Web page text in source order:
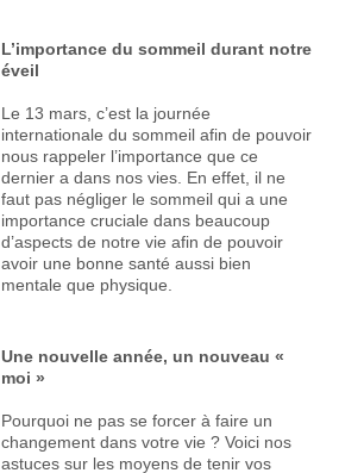
L’importance du sommeil durant notre
éveil
Le 13 mars, c’est la journée
internationale du sommeil afin de pouvoir
nous rappeler l’importance que ce
dernier a dans nos vies. En effet, il ne
faut pas négliger le sommeil qui a une
importance cruciale dans beaucoup
d’aspects de notre vie afin de pouvoir
avoir une bonne santé aussi bien
mentale que physique.
Une nouvelle année, un nouveau «
moi »
Pourquoi ne pas se forcer à faire un
changement dans votre vie ? Voici nos
astuces sur les moyens de tenir vos